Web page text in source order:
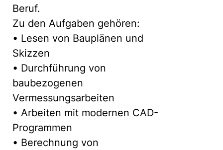
Beruf.
Zu den Aufgaben gehören:
• Lesen von Bauplänen und
Skizzen
• Durchführung von
baubezogenen
Vermessungsarbeiten
• Arbeiten mit modernen CAD-
Programmen
• Berechnung von